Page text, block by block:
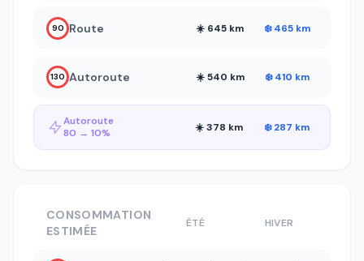
90 Route ☀️ 645 km ❄️ 465 km
130 Autoroute ☀️ 540 km ❄️ 410 km
Autoroute
80 → 10%
☀️ 378 km ❄️ 287 km
CONSOMMATION
ESTIMÉE
ÉTÉ HIVER